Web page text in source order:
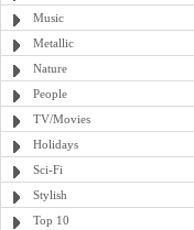
Music
Metallic
Nature
People
TV/Movies
Holidays
Sci-Fi
Stylish
Top 10